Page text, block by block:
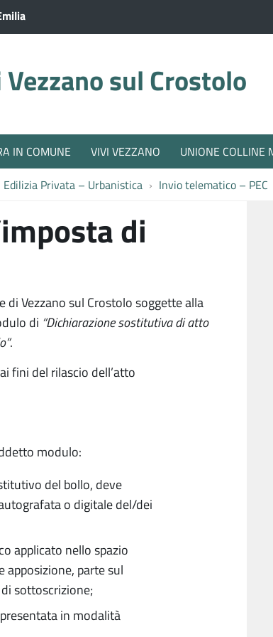
sul Crostolo
IN COMUNE VIVI VEZZANO UNIONE COLLINE
Edilizia Privata – Urbanistica Invio telematico – PEC
di
di Vezzano sul Crostolo soggette alla
di “Dichiarazione sostitutiva di atto
.
fini del rilascio dell’atto
modulo:
del bollo, deve
o digitale del/dei
applicato nello spazio
parte sul
sottoscrizione;
in modalità